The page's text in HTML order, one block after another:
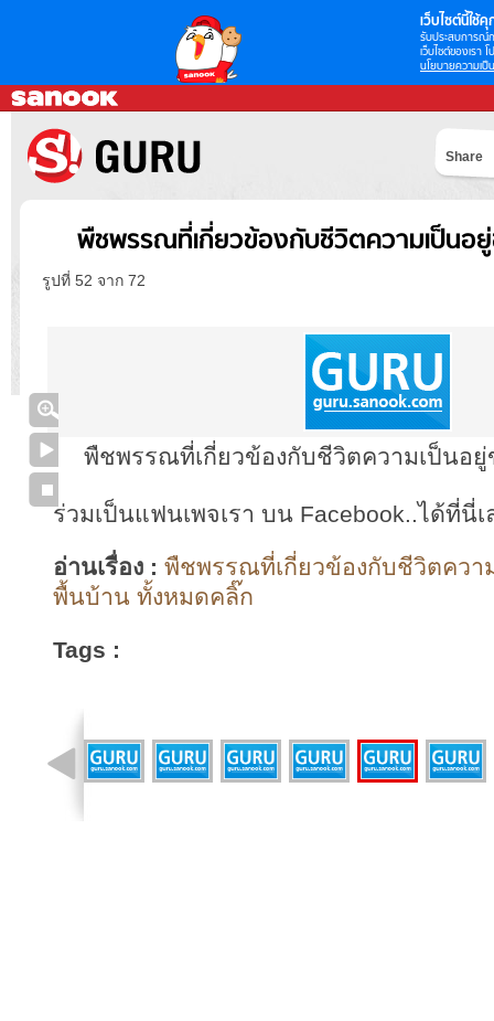
เว็บไซต์นี้ใช้คุ
รับประสบการณ์
เว็บไซต์ของเรา
นโยบายความเป็
Share
พืชพรรณที่เกี่ยวข้องกับชีวิตความเป็นอ
รูปที่ 52 จาก 72
พืชพรรณที่เกี่ยวข้องกับชีวิตความเป็นอ
ร่วมเป็นแฟนเพจเรา บน Facebook..ได้ที่นี่เ
อ่านเรื่อง : พืชพรรณที่เกี่ยวข้องกับชีวิตควา
พื้นบ้าน ทั้งหมดคลิ๊ก
Tags :